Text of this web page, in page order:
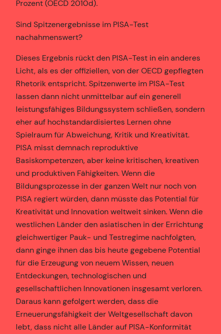
Prozent (OECD 2010d).
Sind Spitzenergebnisse im PISA-Test
nachahmenswert?
Dieses Ergebnis rückt den PISA-Test in ein anderes
Licht, als es der offiziellen, von der OECD gepflegten
Rhetorik entspricht. Spitzenwerte im PISA-Test
lassen dann nicht unmittelbar auf ein generell
leistungsfähiges Bildungssystem schließen, sondern
eher auf hochstandardisiertes Lernen ohne
Spielraum für Abweichung, Kritik und Kreativität.
PISA misst demnach reproduktive
Basiskompetenzen, aber keine kritischen, kreativen
und produktiven Fähigkeiten. Wenn die
Bildungsprozesse in der ganzen Welt nur noch von
PISA regiert würden, dann müsste das Potential für
Kreativität und Innovation weltweit sinken. Wenn die
westlichen Länder den asiatischen in der Errichtung
gleichwertiger Pauk- und Testregime nachfolgten,
dann ginge ihnen das bis heute gegebene Potential
für die Erzeugung von neuem Wissen, neuen
Entdeckungen, technologischen und
gesellschaftlichen Innovationen insgesamt verloren.
Daraus kann gefolgert werden, dass die
Erneuerungsfähigkeit der Weltgesellschaft davon
lebt, dass nicht alle Länder auf PISA-Konformität